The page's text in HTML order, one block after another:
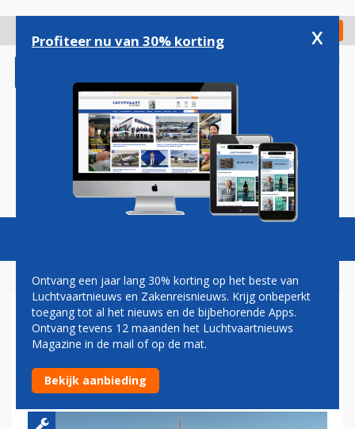
gaan
Check in
Magazine Podcasts Vacatures
EASYJET VERLENGT
ONDERHOUDSCONTRACT
MET NAYAK
Profiteer nu van 30% korting x
Ontvang een jaar lang 30% korting op het beste van
Luchtvaartnieuws en Zakenreisnieuws. Krijg onbeperkt
toegang tot al het nieuws en de bijbehorende Apps.
Ontvang tevens 12 maanden het Luchtvaartnieuws
Magazine in de mail of op de mat.
Bekijk aanbieding